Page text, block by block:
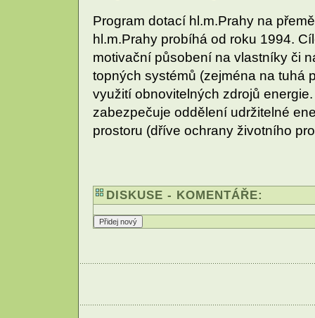
Program dotací hl.m.Prahy na
hl.m.Prahy probíhá od roku 1994.
motivační působení na vlastníky či
topných systémů (zejména na tuhá
využití obnovitelných zdrojů
zabezpečuje oddělení udržitelné
prostoru (dříve ochrany životního
DISKUSE - KOMENTÁŘE: